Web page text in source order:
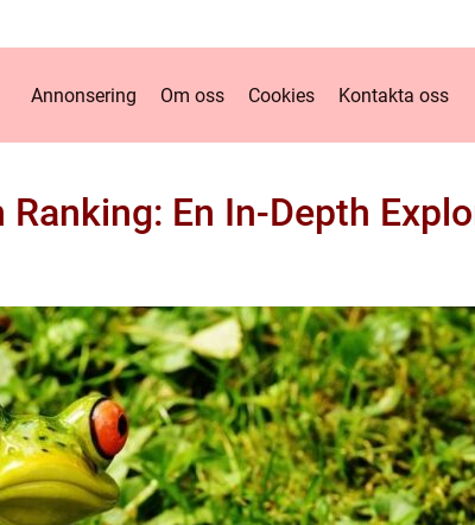
Annonsering Om oss Cookies Kontakta oss
Ranking: En In-Depth